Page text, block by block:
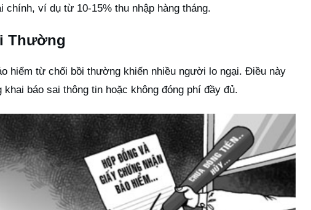
chính, ví dụ từ 10-15% thu nhập hàng tháng.
Thường
hiểm từ chối bồi thường khiến nhiều người lo ngại. Điều này
báo sai thông tin hoặc không đóng phí đầy đủ.